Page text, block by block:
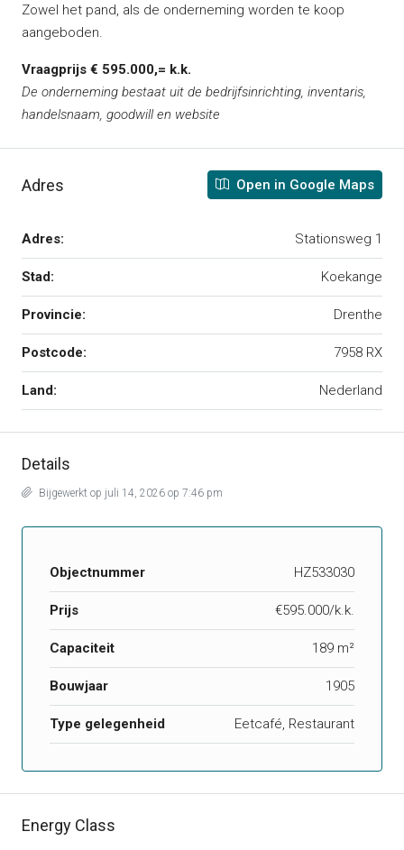
Zowel het pand, als de onderneming worden te koop
aangeboden.
Vraagprijs € 595.000,= k.k.
De onderneming bestaat uit de bedrijfsinrichting, inventaris,
handelsnaam, goodwill en website
Adres Open in Google Maps
Adres: Stationsweg 1
Stad: Koekange
Provincie: Drenthe
Postcode: 7958 RX
Land: Nederland
Details
Bijgewerkt op juli 14, 2026 op 7:46 pm
Objectnummer HZ533030
Prijs €595.000/k.k.
Capaciteit 189 m²
Bouwjaar 1905
Type gelegenheid Eetcafé, Restaurant
Energy Class